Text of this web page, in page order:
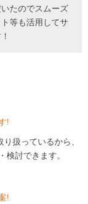
たのでスムーズ
等も活用してサ
!
扱っているから、
検討できます。
!